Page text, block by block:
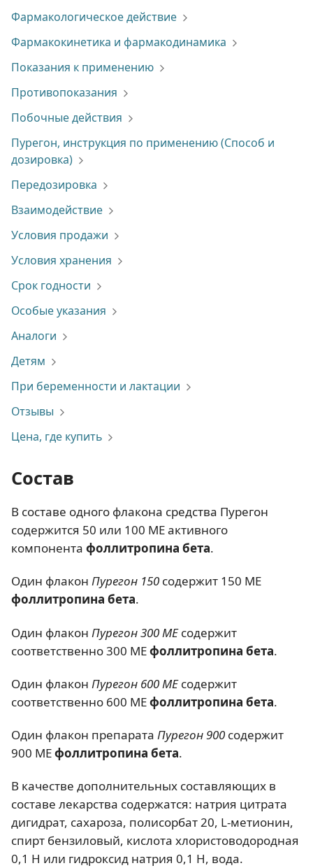
Фармакологическое действие
Фармакокинетика и фармакодинамика
Показания к применению
Противопоказания
Побочные действия
Пурегон, инструкция по применению (Способ и
дозировка)
Передозировка
Взаимодействие
Условия продажи
Условия хранения
Срок годности
Особые указания
Аналоги
Детям
При беременности и лактации
Отзывы
Цена, где купить
Состав
В составе одного флакона средства Пурегон
содержится 50 или 100 МЕ активного
компонента фоллитропина бета.
Один флакон Пурегон 150 содержит 150 МЕ
фоллитропина бета.
Один флакон Пурегон 300 МЕсодержит
соответственно 300 МЕфоллитропина бета.
Один флакон Пурегон 600 МЕсодержит
соответственно 600 МЕфоллитропина бета.
Один флакон препарата Пурегон 900 содержит
900 МЕфоллитропина бета.
В качестве дополнительных составляющих в
составе лекарства содержатся: натрия цитрата
дигидрат, сахароза, полисорбат 20, L-метионин,
спирт бензиловый, кислота хлористоводородная
0,1 Н или гидроксид натрия 0,1 Н, вода.